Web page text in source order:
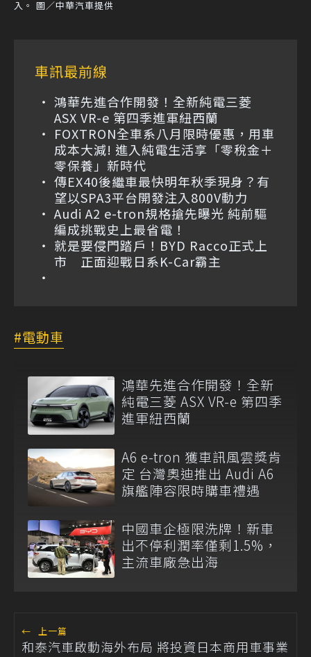
入。 圖／中華汽車提供
車訊最前線
鴻華先進合作開發！全新純電三菱
ASX VR-e 第四季進軍紐西蘭
FOXTRON全車系八月限時優惠，用車
成本大減! 進入純電生活享「零稅金＋
零保養」新時代
傳EX40後繼車最快明年秋季現身？有
望以SPA3平台開發注入800V動力
Audi A2 e-tron規格搶先曝光 純前驅
編成挑戰史上最省電！
就是要侵門踏戶！BYD Racco正式上
市 正面迎戰日系K-Car霸主
電動車
鴻華先進合作開發！全新
純電三菱 ASX VR-e 第四季
進軍紐西蘭
A6 e-tron 獲車訊風雲獎肯
定 台灣奧迪推出 Audi A6
旗艦陣容限時購車禮遇
中國車企極限洗牌！新車
出不停利潤率僅剩1.5%，
主流車廠急出海
← 上一篇
和泰汽車啟動海外布局 將投資日本商用車事業